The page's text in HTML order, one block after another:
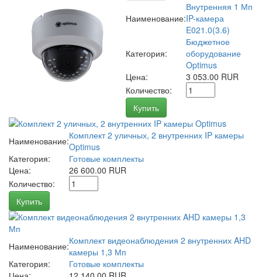
Наименование:
Внутренняя 1 Мп
IP-камера
E021.0(3.6)
Категория:
Бюджетное
оборудование
Optimus
Цена:
3 053.00 RUR
Количество:
Купить
Наименование:Комплект 2 уличных, 2 внутренних IP камеры
Optimus
Категория:
Готовые комплекты
Цена:
26 600.00 RUR
Количество:
Купить
Наименование:Комплект видеонаблюдения 2 внутренних AHD
камеры 1,3 Мп
Категория:
Готовые комплекты